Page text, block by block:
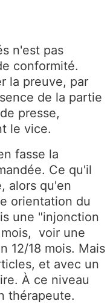
n'est pas
conformité.
la preuve, par
de la partie
presse,
le vice.
fasse la
Ce qu'il
alors qu'en
orientation du
une "injonction
voir une
12/18 mois. Mais
et avec un
À ce niveau
thérapeute.